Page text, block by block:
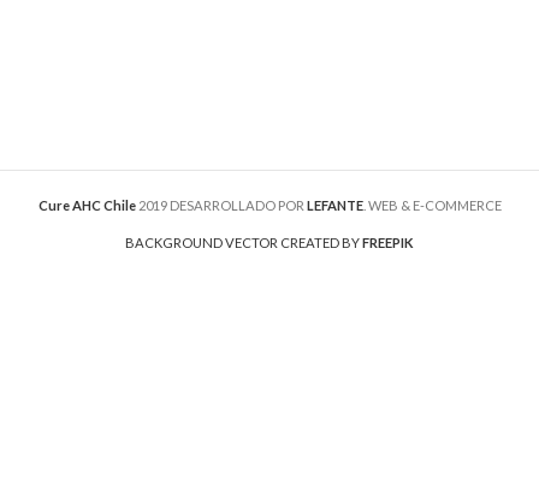
Cure AHC Chile 2019 DESARROLLADO POR LEFANTE. WEB & E-COMMERCE
BACKGROUND VECTOR CREATED BYFREEPIK